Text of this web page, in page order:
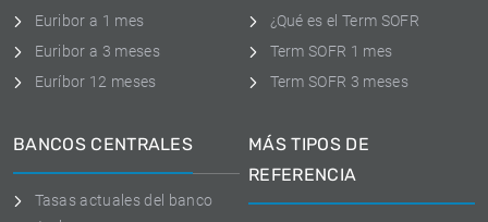
Euribor a 1 mes
Euribor a 3 meses
Euríbor 12 meses
¿Qué es el Term SOFR
Term SOFR 1 mes
Term SOFR 3 meses
BANCOS CENTRALES
Tasas actuales del banco
MÁS TIPOS DE
REFERENCIA